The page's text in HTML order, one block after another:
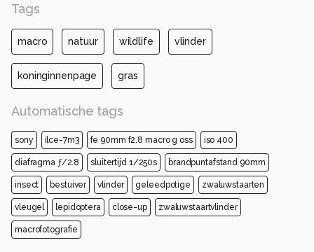
Tags
macro natuur wildlife vlinder
koninginnenpage gras
Automatische tags
sony ilce-7m3 fe 90mm f2.8 macro g oss iso 400
diafragma ƒ/2.8 sluitertijd 1/250s brandpuntafstand 90mm
insect bestuiver vlinder geleedpotige zwaluwstaarten
vleugel lepidoptera close-up zwaluwstaartvlinder
macrofotografie